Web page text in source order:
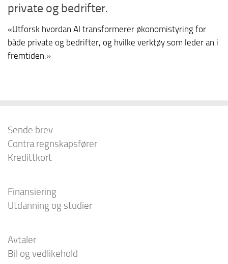
private og bedrifter.
«Utforsk hvordan AI transformerer økonomistyring for
både private og bedrifter, og hvilke verktøy som leder an i
fremtiden.»
Sende brev
Contra regnskapsfører
Kredittkort
Finansiering
Utdanning og studier
Avtaler
Bil og vedlikehold